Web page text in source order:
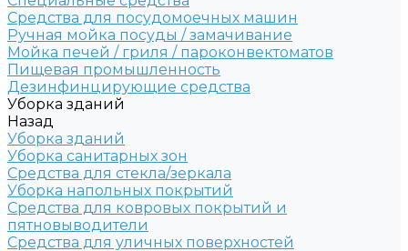
Средства для посудомоечных машин
Ручная мойка посуды / замачивание
Мойка печей / гриля / пароконвектоматов
Пищевая промышленность
Дезинфинцирующие средства
Уборка зданий
Назад
Уборка зданий
Уборка санитарных зон
Средства для стекла/зеркала
Уборка напольных покрытий
Средства для ковровых покрытий и
пятновыводители
Средства для уличных поверхностей